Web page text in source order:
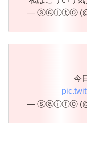
— ⓢⓐⓘⓣⓞ
今
— ⓢⓐⓘⓣⓞ